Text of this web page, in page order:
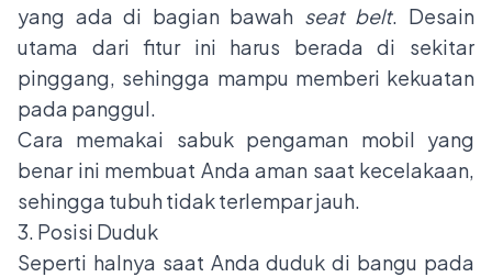
yang ada di bagian bawah seat belt. Desain
utama dari fitur ini harus berada di sekitar
pinggang, sehingga mampu memberi kekuatan
pada panggul.
Cara memakai sabuk pengaman mobil yang
benar ini membuat Anda aman saat kecelakaan,
sehingga tubuh tidak terlempar jauh.
3. Posisi Duduk
Seperti halnya saat Anda duduk di bangu pada